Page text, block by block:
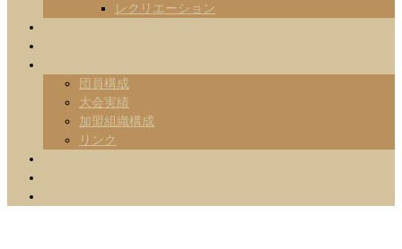
レクリエーション
団員構成
大会実績
加盟組織構成
リンク